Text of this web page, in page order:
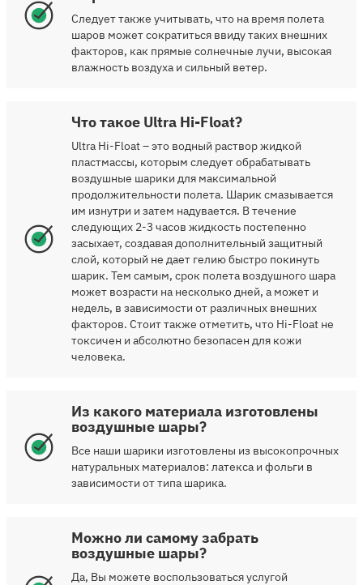
Следует также учитывать, что на время полета
шаров может сократиться ввиду таких внешних
факторов, как прямые солнечные лучи, высокая
влажность воздуха и сильный ветер.
Что такое Ultra Hi-Float?
Ultra Hi-Float – это водный раствор жидкой
пластмассы, которым следует обрабатывать
воздушные шарики для максимальной
продолжительности полета. Шарик смазывается
им изнутри и затем надувается. В течение
следующих 2-3 часов жидкость постепенно
засыхает, создавая дополнительный защитный
слой, который не дает гелию быстро покинуть
шарик. Тем самым, срок полета воздушного шара
может возрасти на несколько дней, а может и
недель, в зависимости от различных внешних
факторов. Стоит также отметить, что Hi-Float не
токсичен и абсолютно безопасен для кожи
человека.
Из какого материала изготовлены
воздушные шары?
Все наши шарики изготовлены из высокопрочных
натуральных материалов: латекса и фольги в
зависимости от типа шарика.
Можно ли самому забрать
воздушные шары?
Да, Вы можете воспользоваться услугой